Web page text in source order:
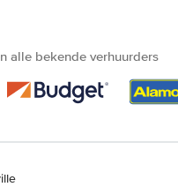
alle bekende verhuurders